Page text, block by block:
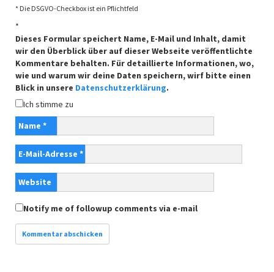
* Die DSGVO-Checkbox ist ein Pflichtfeld
*
Dieses Formular speichert Name, E-Mail und Inhalt, damit
wir den Überblick über auf dieser Webseite veröffentlichte
Kommentare behalten. Für detaillierte Informationen, wo,
wie und warum wir deine Daten speichern, wirf bitte einen
Blick in unsere Datenschutzerklärung.
Ich stimme zu
Name *
E-Mail-Adresse *
Website
Notify me of followup comments via e-mail